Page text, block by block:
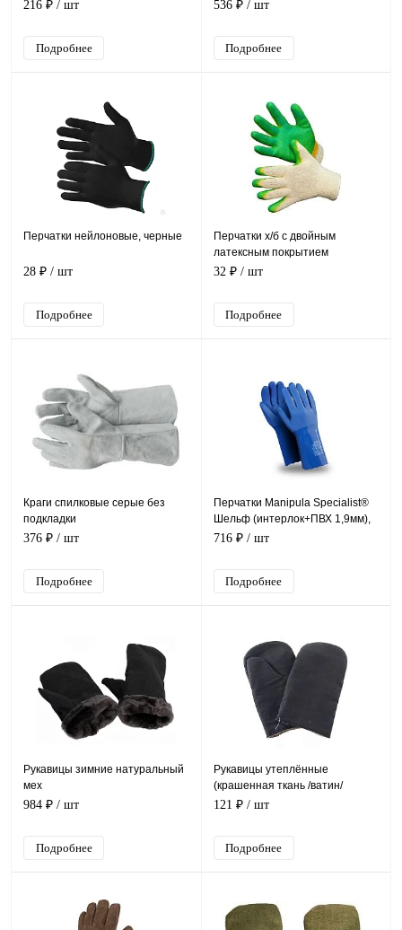
216 ₽ / шт
Подробнее
536 ₽ / шт
Подробнее
Перчатки нейлоновые, черные
28 ₽ / шт
Подробнее
Перчатки х/б с двойным
латексным покрытием
32 ₽ / шт
Подробнее
Краги спилковые серые без
подкладки
376 ₽ / шт
Подробнее
Перчатки Manipula Specialist®
Шельф (интерлок+ПВХ 1,9мм),
P-T-23/CG-981
716 ₽ / шт
Подробнее
Рукавицы зимние натуральный
мех
984 ₽ / шт
Подробнее
Рукавицы утеплённые
(крашенная ткань /ватин/
спанбонд)
121 ₽ / шт
Подробнее